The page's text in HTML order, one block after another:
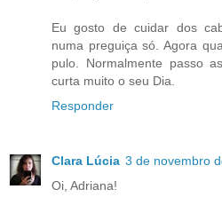
Eu gosto de cuidar dos
numa preguiça só. Agora
pulo. Normalmente passo
curta muito o seu Dia.
Responder
Clara Lúcia 3 de novembro
Oi, Adriana!